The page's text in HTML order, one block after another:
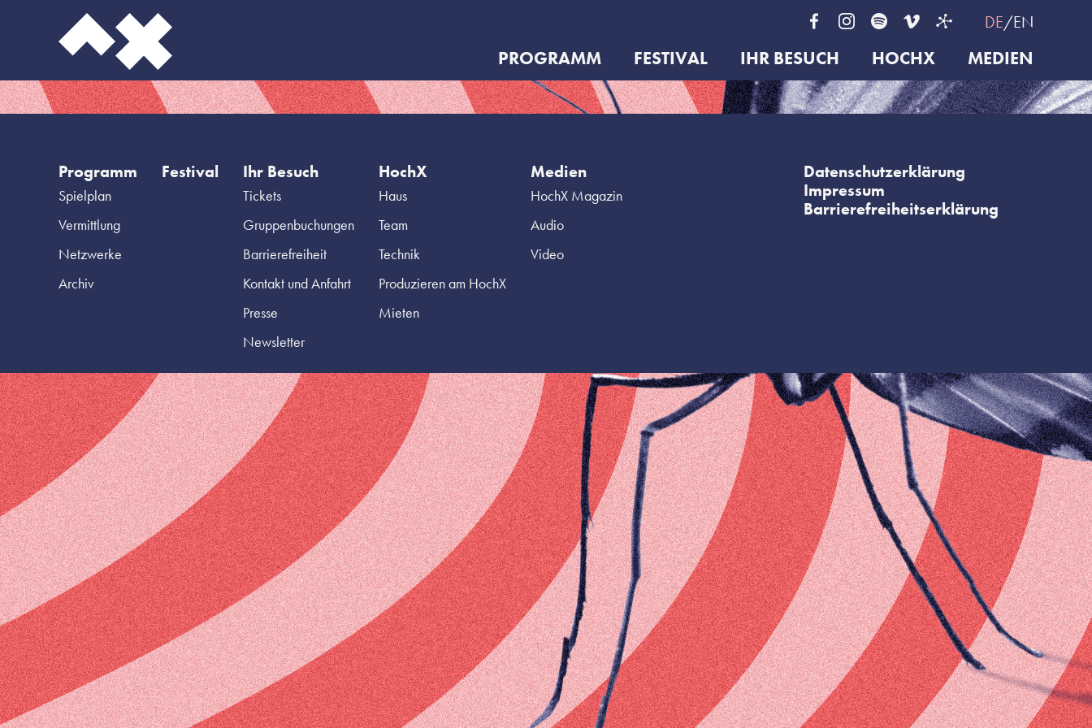
DE EN
PROGRAMM FESTIVAL IHR BESUCH HOCHX MEDIEN
Programm
Spielplan
Vermittlung
Netzwerke
Archiv
Festival Ihr Besuch
Tickets
Gruppenbuchungen
Barrierefreiheit
Kontakt und Anfahrt
Presse
Newsletter
HochX
Haus
Team
Technik
Produzieren am HochX
Mieten
Medien
HochX Magazin
Audio
Video
Datenschutzerklärung
Impressum
Barrierefreiheitserklärung